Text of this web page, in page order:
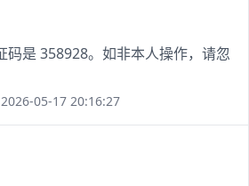
码是 358928。如非本人操作，请忽
05-17 20:16:27